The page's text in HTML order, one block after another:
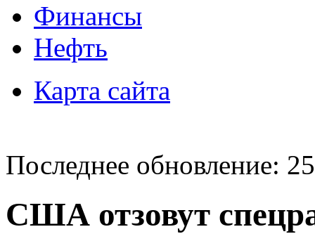
Финансы
Нефть
Карта сайта
Последнее обновление:
США отзовут